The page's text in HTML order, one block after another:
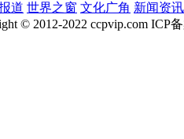
道 世界之窗 文化广角 新闻资讯
© 2012-2022 ccpvip.com ICP